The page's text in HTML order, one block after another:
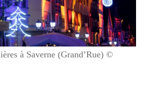
à Saverne (Grand’Rue) ©